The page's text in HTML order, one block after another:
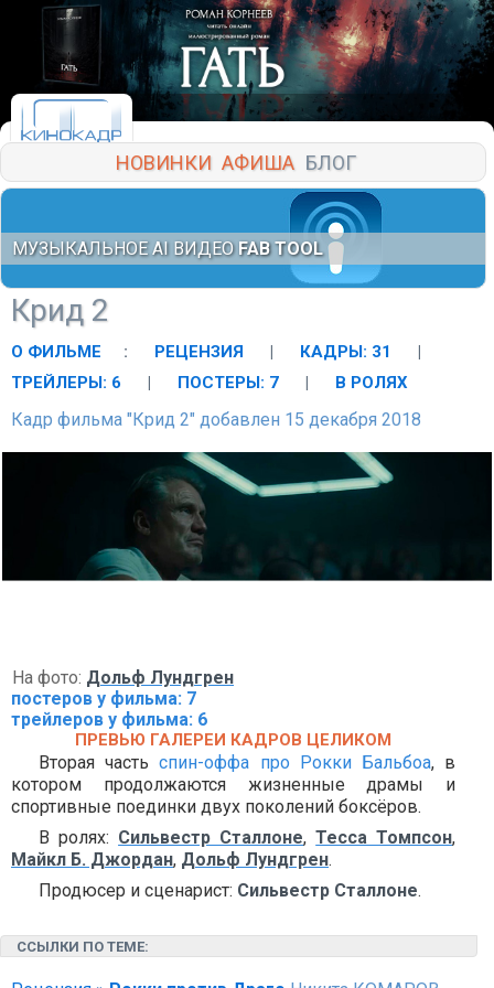
НОВИНКИ АФИША БЛОГ
МУЗЫКАЛЬНОЕ AI ВИДЕО FAB TOOL
Крид 2
О ФИЛЬМЕ : РЕЦЕНЗИЯ | КАДРЫ: 31
|
ТРЕЙЛЕРЫ: 6
| ПОСТЕРЫ: 7 | В РОЛЯХ
Кадр фильма "Крид 2" добавлен 15 декабря 2018
На фото: Дольф Лундгрен
постеров у фильма: 7
трейлеров у фильма: 6
ПРЕВЬЮ ГАЛЕРЕИ КАДРОВ ЦЕЛИКОМ
Вторая частьспин-оффа про Рокки Бальбоа, в
котором продолжаются жизненные драмы и
спортивные поединки двух поколений боксёров.
В ролях: Сильвестр Сталлоне,Тесса Томпсон,
Майкл Б. Джордан, Дольф Лундгрен.
Продюсер и сценарист: Сильвестр Сталлоне.
ССЫЛКИ ПО ТЕМЕ: